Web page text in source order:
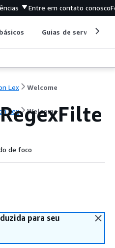
Entre em contato conosco
Guias de serviço
Lex Welcome
Lex Welcome
de foco
para seu